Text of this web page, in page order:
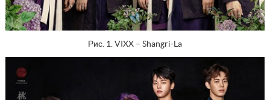
Рис. 1. VIXX – Shangri-La